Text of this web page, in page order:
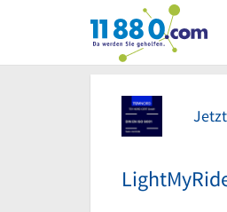
11880.com